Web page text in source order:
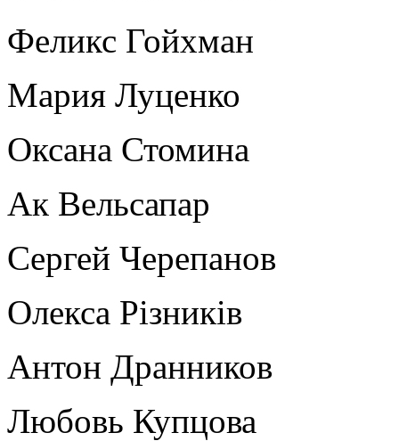
Феликс Гойхман
Мария Луценко
Оксана Стомина
Ак Вельсапар
Сергей Черепанов
Олекса Рiзникiв
Антон Дранников
Любовь Купцова